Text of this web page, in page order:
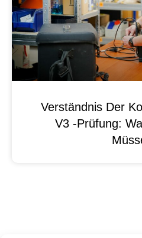
Verständnis Der
V3 -Prüfung: